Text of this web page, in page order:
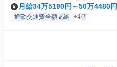
月給34万5190円～50万4480円
通勤交通費全額支給 +4個